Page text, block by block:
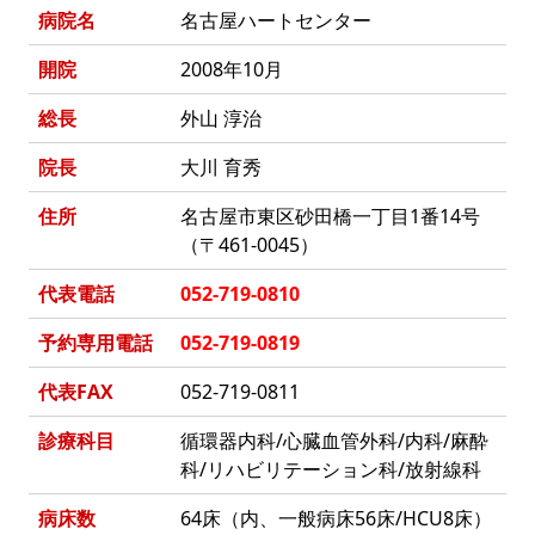
病院名
名古屋ハートセンター
開院
2008年10月
総長
外山 淳治
院長
大川 育秀
住所
名古屋市東区砂田橋一丁目1番14号
（〒461-0045）
代表電話
052-719-0810
予約専用電話
052-719-0819
代表FAX
052-719-0811
診療科目
循環器内科/心臓血管外科/内科/麻酔
科/リハビリテーション科/放射線科
病床数
64床（内、一般病床56床/HCU8床）